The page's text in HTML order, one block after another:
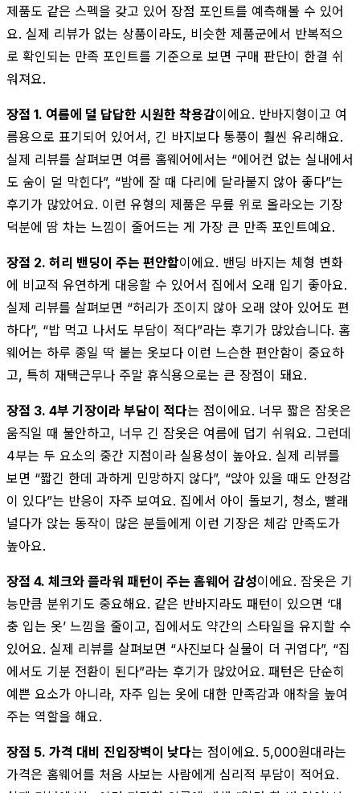
제품도 같은 스펙을 갖고 있어 장점 포인트를 예측해볼 수 있어
요. 실제 리뷰가 없는 상품이라도, 비슷한 제품군에서 반복적으
로 확인되는 만족 포인트를 기준으로 보면 구매 판단이 한결 쉬
워져요.
장점 1. 여름에 덜 답답한 시원한 착용감이에요. 반바지형이고 여
름용으로 표기되어 있어서, 긴 바지보다 통풍이 훨씬 유리해요.
실제 리뷰를 살펴보면 여름 홈웨어에서는 “에어컨 없는 실내에서
도 숨이 덜 막힌다”, “밤에 잘 때 다리에 달라붙지 않아 좋다”는
후기가 많았어요. 이런 유형의 제품은 무릎 위로 올라오는 기장
덕분에 땀 차는 느낌이 줄어드는 게 가장 큰 만족 포인트예요.
장점 2. 허리 밴딩이 주는 편안함이에요. 밴딩 바지는 체형 변화
에 비교적 유연하게 대응할 수 있어서 집에서 오래 입기 좋아요.
실제 리뷰를 살펴보면 “허리가 조이지 않아 오래 앉아 있어도 편
하다”, “밥 먹고 나서도 부담이 적다”라는 후기가 많았습니다. 홈
웨어는 하루 종일 딱 붙는 옷보다 이런 느슨한 편안함이 중요하
고, 특히 재택근무나 주말 휴식용으로는 큰 장점이 돼요.
장점 3. 4부 기장이라 부담이 적다는 점이에요. 너무 짧은 잠옷은
움직일 때 불안하고, 너무 긴 잠옷은 여름에 덥기 쉬워요. 그런데
4부는 두 요소의 중간 지점이라 실용성이 높아요. 실제 리뷰를
보면 “짧긴 한데 과하게 민망하지 않다”, “앉아 있을 때도 안정감
이 있다”는 반응이 자주 보여요. 집에서 아이 돌보기, 청소, 빨래
널다가 앉는 동작이 많은 분들에게 이런 기장은 체감 만족도가
높아요.
장점 4. 체크와 플라워 패턴이 주는 홈웨어 감성이에요. 잠옷은 기
능만큼 분위기도 중요해요. 같은 반바지라도 패턴이 있으면 ‘대
충 입는 옷’ 느낌을 줄이고, 집에서도 약간의 스타일을 유지할 수
있어요. 실제 리뷰를 살펴보면 “사진보다 실물이 더 귀엽다”, “집
에서도 기분 전환이 된다”라는 후기가 많았어요. 패턴은 단순히
예쁜 요소가 아니라, 자주 입는 옷에 대한 만족감과 애착을 높여
주는 역할을 해요.
장점 5. 가격 대비 진입장벽이 낮다는 점이에요. 5,000원대라는
가격은 홈웨어를 처음 사보는 사람에게 심리적 부담이 적어요.